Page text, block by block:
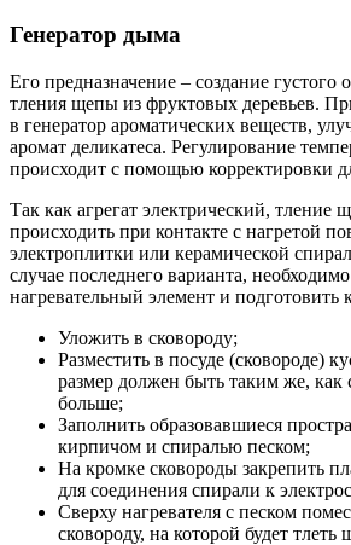
Генератор дыма
Его предназначение – создание густого
тления щепы из фруктовых деревьев.
в генератор ароматических веществ,
аромат деликатеса. Регулирование
происходит с помощью корректировки
Так как агрегат электрический, тление
происходить при контакте с нагретой
электроплитки или керамической
случае последнего варианта,
нагревательный элемент и
Уложить в сковороду;
Разместить в посуде (сковороде)
размер должен быть таким же, как
больше;
Заполнить образовавшиеся
кирпичом и спиралью песком;
На кромке сковороды закрепить
для соединения спирали к
Сверху нагревателя с песком
сковороду, на которой будет тлеть